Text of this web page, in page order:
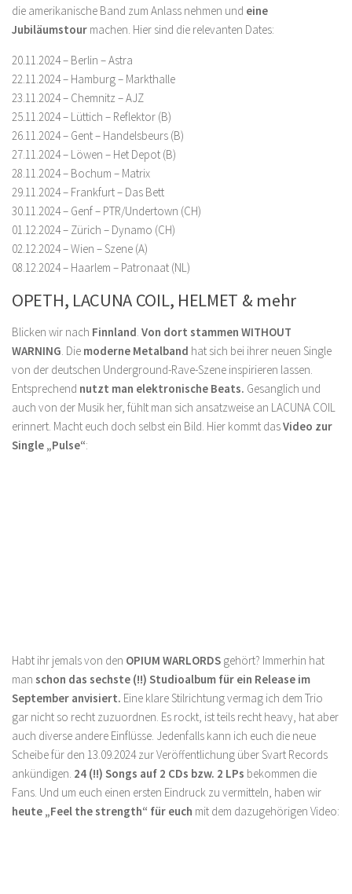
die amerikanische Band zum Anlass nehmen und eine
Jubiläumstour machen. Hier sind die relevanten Dates:
20.11.2024 – Berlin – Astra
22.11.2024 – Hamburg – Markthalle
23.11.2024 – Chemnitz – AJZ
25.11.2024 – Lüttich – Reflektor (B)
26.11.2024 – Gent – Handelsbeurs (B)
27.11.2024 – Löwen – Het Depot (B)
28.11.2024 – Bochum – Matrix
29.11.2024 – Frankfurt – Das Bett
30.11.2024 – Genf – PTR/Undertown (CH)
01.12.2024 – Zürich – Dynamo (CH)
02.12.2024 – Wien – Szene (A)
08.12.2024 – Haarlem – Patronaat (NL)
OPETH, LACUNA COIL, HELMET & mehr
Blicken wir nach Finnland Von dort stammen WITHOUT
WARNING . Die moderne Metalband hat sich bei ihrer neuen Single
von der deutschen Underground-Rave-Szene inspirieren lassen.
Entsprechend nutzt man elektronische Beats. Gesanglich und
auch von der Musik her, fühlt man sich ansatzweise an LACUNA COIL
erinnert. Macht euch doch selbst ein Bild. Hier kommt dasVideo zur
Single „Pulse“:
Habt ihr jemals von den OPIUM WARLORDS gehört? Immerhin hat
man schon das sechste (!!) Studioalbum für ein Release im
September anvisiert. Eine klare Stilrichtung vermag ich dem Trio
gar nicht so recht zuzuordnen. Es rockt, ist teils recht heavy, hat aber
auch diverse andere Einflüsse. Jedenfalls kann ich euch die neue
Scheibe für den 13.09.2024 zur Veröffentlichung über Svart Records
ankündigen. 24 (!!) Songs auf 2 CDs bzw. 2 LPs bekommen die
Fans. Und um euch einen ersten Eindruck zu vermitteln, haben wir
heute „Feel the strength“ für euch mit dem dazugehörigen Video: